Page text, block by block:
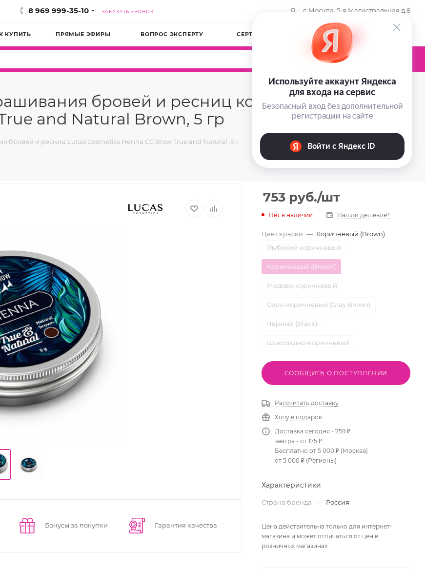
8 969 999-35-10 ЗАКАЗАТЬ ЗВОНОК г. Москва, 5-я Магистральная д.8
КУПИТЬ ПРЯМЫЕ ЭФИРЫ ВОПРОС ЭКСПЕРТУ СЕРТИФИКАТЫ КОМПАНИЯ
0
бровей и ресниц коричневый Lucas
and Natural Brown, 5 гр
бровей и ресниц Lucas Cosmetics Henna CC Brow True and Natural, 5 г.
Бонусы за покупки Гарантия качества
753 руб./шт
Нет в наличии Нашли дешевле?
Цвет краски — Коричневый (Brown)
Глубокий коричневый
Коричневый (Brown)
Медово-коричневый
Серо-коричневый (Gray Brown)
Черный (Black)
Шоколадно-коричневый
СООБЩИТЬ О ПОСТУПЛЕНИИ
Рассчитать доставку
Хочу в подарок
Доставка сегодня - 759 ₽
завтра - от 175 ₽
Бесплатно от 5 000 ₽ (Москва)
от 5 000 ₽ (Регионы)
Характеристики
Страна бренда — Россия
Цена действительна только для интернет-
магазина и может отличаться от цен в
розничных магазинах